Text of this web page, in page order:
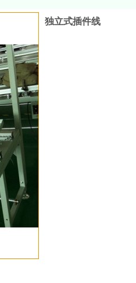
独立式插件线